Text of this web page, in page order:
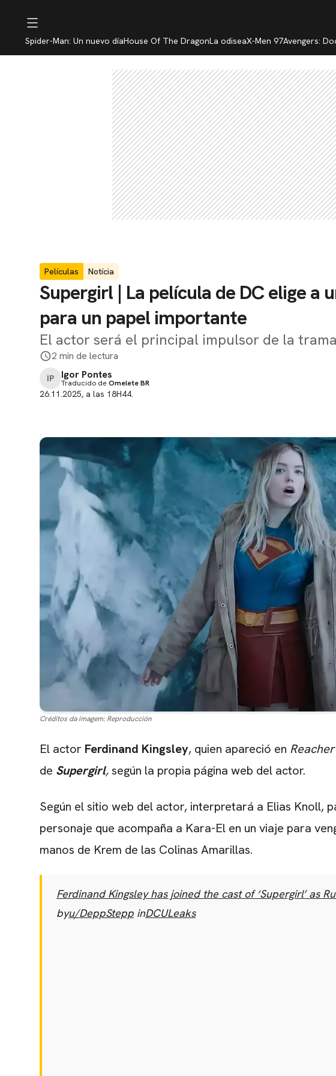
Spider-Man: Un nuevo díaHouse Of The DragonLa odiseaX-Men 97Avengers:
Películas Notícia
Supergirl | La película de DC elige a
para un papel importante
El actor será el principal impulsor de la trama
2 min de lectura
IP Igor Pontes
Traducido deOmelete BR
26.11.2025, a las 18H44.
Créditos da imagem: Reproducción
El actor Ferdinand Kingsley, quien apareció en Reacher
de Supergirl,según la propia página web del actor.
Según el sitio web del actor, interpretará a Elias Knoll,
personaje que acompaña a Kara-El en un viaje para
manos de Krem de las Colinas Amarillas.
Ferdinand Kingsley has joined the cast of ‘Supergirl’ as
byu/DeppStepp inDCULeaks